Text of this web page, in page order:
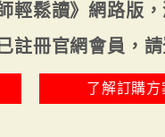
輕鬆讀》網路版
註冊官網會員，請
了解訂購方